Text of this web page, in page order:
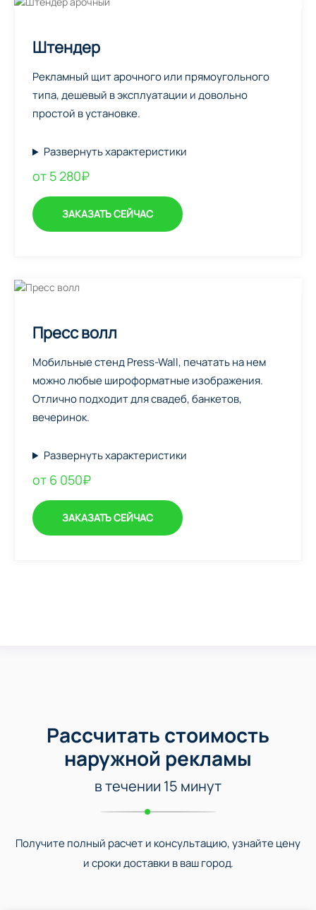
Штендер
Рекламный щит арочного или прямоугольного
типа, дешевый в эксплуатации и довольно
простой в установке.
Развернуть характеристики
от 5 280₽
ЗАКАЗАТЬ СЕЙЧАС
Пресс волл
Мобильные стенд Press-Wall, печатать на нем
можно любые широформатные изображения.
Отлично подходит для свадеб, банкетов,
вечеринок.
Развернуть характеристики
от 6 050₽
ЗАКАЗАТЬ СЕЙЧАС
Рассчитать стоимость
наружной рекламы
в течении 15 минут
Получите полный расчет и консультацию, узнайте цену
и сроки доставки в ваш город.